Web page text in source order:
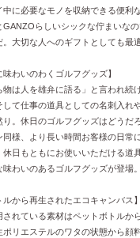
中に必要なモノを収納できる便利
GANZOらしいシックな佇まいなの
。大切な人へのギフトとしても最適
味わいのわくゴルフグッズ】
物は人を雄弁に語る」と言われ続
して仕事の道具としての名刺入れ
り。休日のゴルフグッズはどうだ
同様、より長い時間お客様の日常
休日もともにお使いいただける道
味わいのあるゴルフグッズが登場。
ルから再生されたエコキャンバス】
されている素材はペットボトルか
ポリエステルのワタの状態から顔